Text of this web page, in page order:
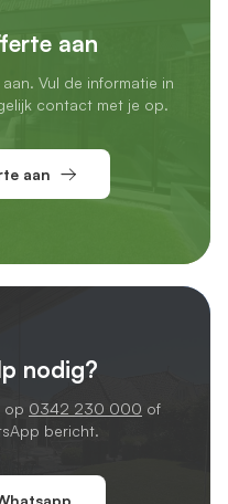
aan
Vul de informatie in
contact met je op.
aan
nodig?
op 0342 230 000 of
bericht.